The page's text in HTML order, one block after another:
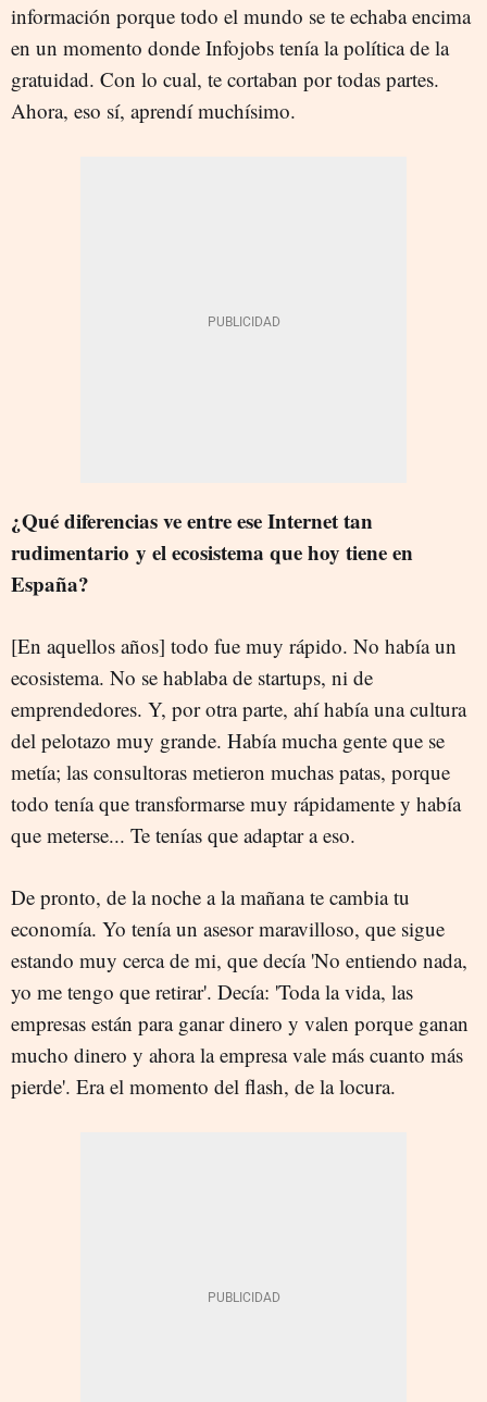
información porque todo el mundo se te echaba encima
en un momento donde Infojobs tenía la política de la
gratuidad. Con lo cual, te cortaban por todas partes.
Ahora, eso sí, aprendí muchísimo.
¿Qué diferencias ve entre ese Internet tan
rudimentario y el ecosistema que hoy tiene en
España?
[En aquellos años] todo fue muy rápido. No había un
ecosistema. No se hablaba de startups, ni de
emprendedores. Y, por otra parte, ahí había una cultura
del pelotazo muy grande. Había mucha gente que se
metía; las consultoras metieron muchas patas, porque
todo tenía que transformarse muy rápidamente y había
que meterse... Te tenías que adaptar a eso.
De pronto, de la noche a la mañana te cambia tu
economía. Yo tenía un asesor maravilloso, que sigue
estando muy cerca de mi, que decía 'No entiendo nada,
yo me tengo que retirar'. Decía: 'Toda la vida, las
empresas están para ganar dinero y valen porque ganan
mucho dinero y ahora la empresa vale más cuanto más
pierde'. Era el momento del flash, de la locura.